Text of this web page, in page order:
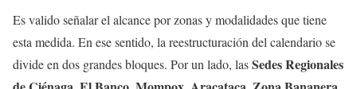
Es valido señalar el alcance por zonas y modalidades que tiene
esta medida. En ese sentido, la reestructuración del calendario se
divide en dos grandes bloques. Por un lado, lasSedes Regionales